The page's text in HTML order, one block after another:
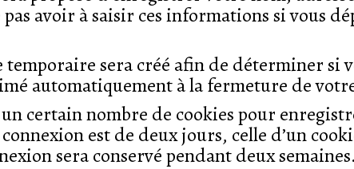
avoir à saisir ces informations si vous
sera créé afin de déterminer si
automatiquement à la fermeture de
certain nombre de cookies pour
est de deux jours, celle d’un
sera conservé pendant deux